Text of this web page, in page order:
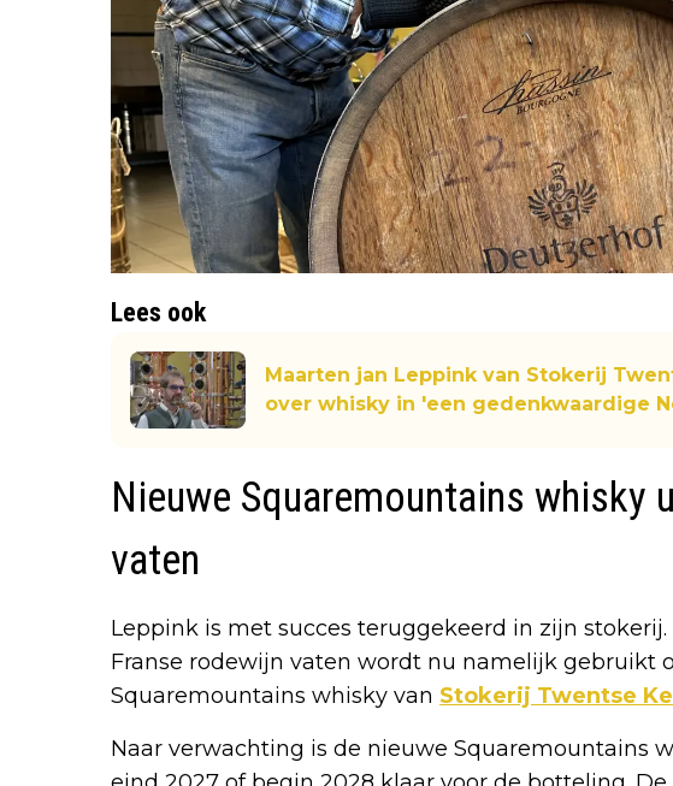
Lees ook
Maarten jan Leppink van Stokerij
over whisky in 'een gedenkwaardige
Nieuwe Squaremountains whisky
vaten
Leppink is met succes teruggekeerd in zijn
Franse rodewijn vaten wordt nu namelijk gebruikt
Squaremountains whisky van Stokerij Twentse
Naar verwachting is de nieuwe Squaremountains